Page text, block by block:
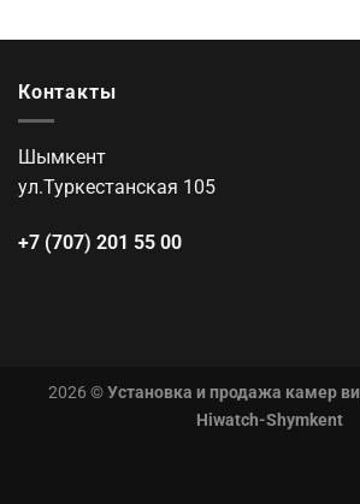
Контакты
Шымкент
ул.Туркестанская 105
+7 (707) 201 55 00
2026 ©Установка и продажа камер
Hiwatch-Shymkent